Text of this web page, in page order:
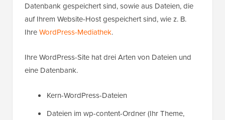
Datenbank gespeichert sind, sowie aus Dateien, die
auf Ihrem Website-Host gespeichert sind, wie z. B.
IhreWordPress-Mediathek.
Ihre WordPress-Site hat drei Arten von Dateien und
eine Datenbank.
Kern-WordPress-Dateien
Dateien im wp-content-Ordner (Ihr Theme,